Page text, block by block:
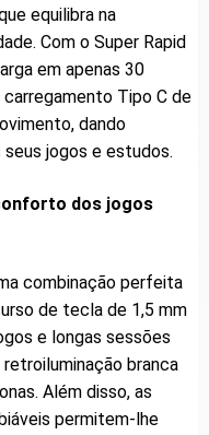
equilibra na
Com o Super Rapid
em apenas 30
Tipo C de
dando
seus jogos e estudos.
dos jogos
combinação perfeita
de tecla de 1,5 mm
e longas sessões
branca
Além disso, as
permitem-lhe